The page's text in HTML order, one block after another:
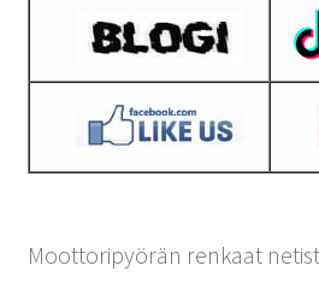
Moottoripyörän renkaat